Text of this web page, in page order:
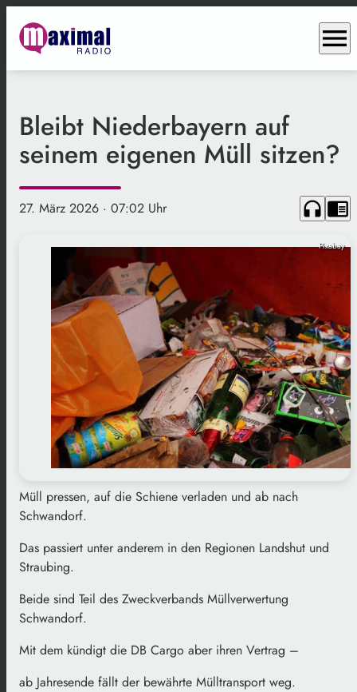
menu
Bleibt Niederbayern auf
seinem eigenen Müll sitzen?
27. März 2026 · 07:02 Uhr headphones chrome_reader_mode
Pixabay
Müll pressen, auf die Schiene verladen und ab nach
Schwandorf.
Das passiert unter anderem in den Regionen Landshut und
Straubing.
Beide sind Teil des Zweckverbands Müllverwertung
Schwandorf.
Mit dem kündigt die DB Cargo aber ihren Vertrag –
ab Jahresende fällt der bewährte Mülltransport weg.